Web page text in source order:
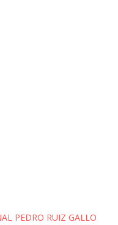
PEDRO RUIZ GALLO